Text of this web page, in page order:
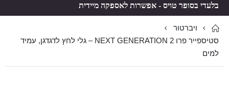
בלעדי בסופר טויס - אפשרות לאספקה מיידית
ויברטור
סטיספייר פרו 2 NEXT GENERATION – גלי לחץ לדגדגן, עמיד
למים